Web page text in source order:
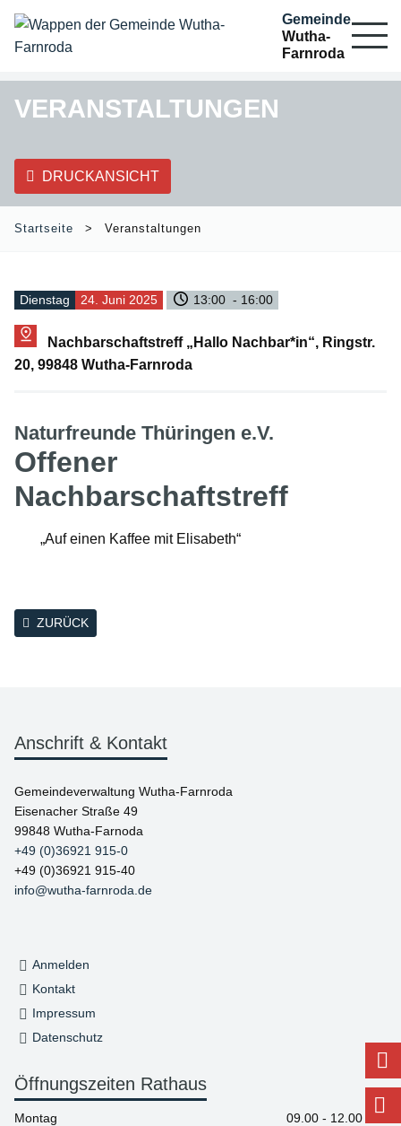
Gemeinde
Wutha-
Farnroda
VERANSTALTUNGEN
DRUCKANSICHT
Startseite Veranstaltungen
Dienstag 24. Juni 2025 13:00 - 16:00
Nachbarschaftstreff „Hallo Nachbar*in“, Ringstr.
20, 99848 Wutha-Farnroda
Naturfreunde Thüringen e.V.
Offener
Nachbarschaftstreff
„Auf einen Kaffee mit Elisabeth“
ZURÜCK
Anschrift & Kontakt
Gemeindeverwaltung Wutha-Farnroda
Eisenacher Straße 49
99848 Wutha-Farnoda
+49 (0)36921 915-0
+49 (0)36921 915-40
info@wutha-farnroda.de
Anmelden
Kontakt
Impressum
Datenschutz
Öffnungszeiten Rathaus
Montag
09.00 - 12.00 Uhr